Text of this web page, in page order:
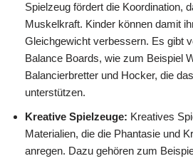
Spielzeug fördert die Koordination,
Muskelkraft. Kinder können damit
Gleichgewicht verbessern. Es gibt
Balance Boards, wie zum Beispiel
Balancierbretter und Hocker, die
unterstützen.
Kreative Spielzeuge: Kreatives
Materialien, die die Phantasie und
anregen. Dazu gehören zum